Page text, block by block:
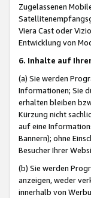
Zugelassenen
Viera Cast oder
Entwicklung von
6. Inhalte auf
(a) Sie werden
Informationen; Sie
erhalten bleiben
Kürzung nicht
auf eine
Bannern); ohne
Besucher Ihrer
(b) Sie werden
anzeigen, weder
innerhalb von